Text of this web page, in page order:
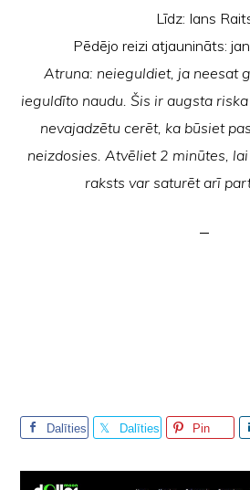
Līdz: Ians
Pēdējo reizi atjaunināts:
Atruna: neieguldiet, ja neesat
ieguldīto naudu. Šis ir augsta
nevajadzētu cerēt, ka būsiet
neizdosies. Atvēliet 2 minūtes,
raksts var saturēt arī
Dalīties Dalīties Pin